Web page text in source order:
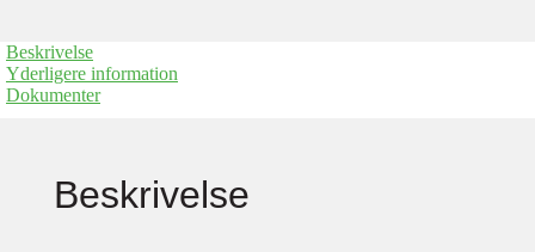
Beskrivelse
Yderligere information
Dokumenter
Beskrivelse